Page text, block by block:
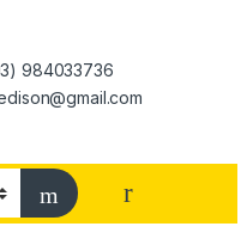
984033736